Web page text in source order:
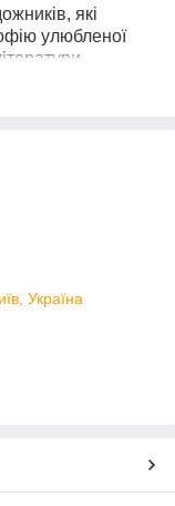
які
улюбленої
Україна